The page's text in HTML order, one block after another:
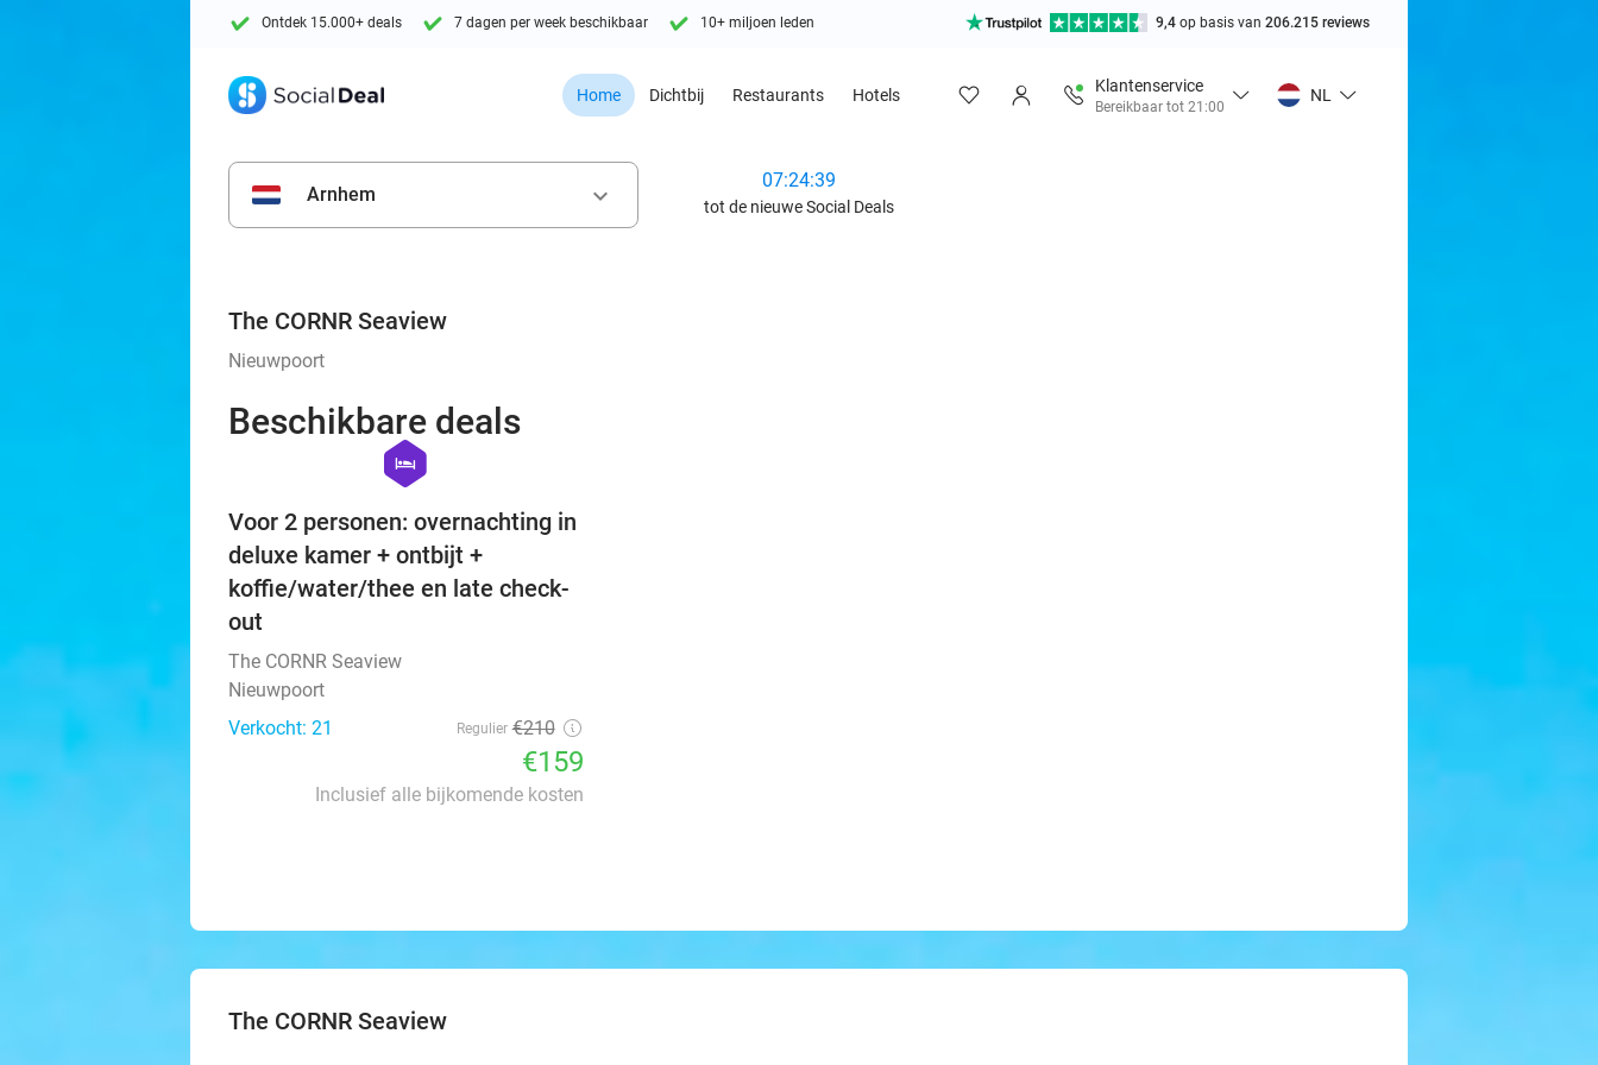
Ontdek 15.000+ deals 7 dagen per week beschikbaar 10+ miljoen leden 9,4 op basis van 206.215 reviews
Home Dichtbij Restaurants Hotels
Klantenservice
Bereikbaar tot 21:00
NL
Arnhem keyboard_arrow_down
07:24:38
tot de nieuwe Social Deals
The CORNR Seaview
Nieuwpoort
Beschikbare deals
hexagon
hotel
Voor 2 personen: overnachting in
deluxe kamer + ontbijt +
koffie/water/thee en late check-
out
The CORNR Seaview
Nieuwpoort
Verkocht: 21
Regulier €210
€159
Inclusief alle bijkomende kosten
The CORNR Seaview